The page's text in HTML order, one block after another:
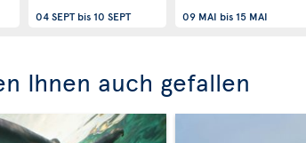
04 SEPTbis10 SEPT
09 MAI bis15 MAI
Ihnen auch gefallen